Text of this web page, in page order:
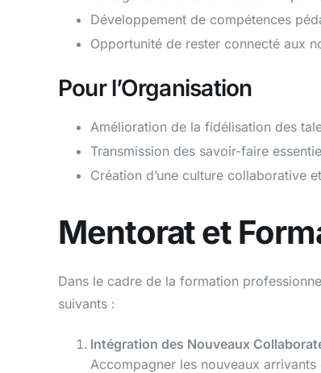
Développement de compétences
Opportunité de rester connecté aux
Pour l’Organisation
Amélioration de la fidélisation des
Transmission des savoir-faire
Création d’une culture collaborative
Mentorat et
Dans le cadre de la formation
suivants :
Intégration des Nouveaux
Accompagner les nouveaux